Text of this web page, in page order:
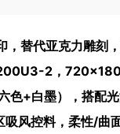
替代亚克力雕刻
2，
色+白墨），搭配
风控料，柔性/曲